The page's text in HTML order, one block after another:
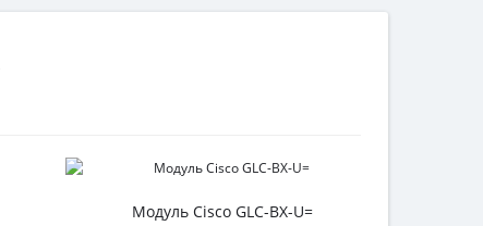
Модуль Cisco GLC-BX-U=